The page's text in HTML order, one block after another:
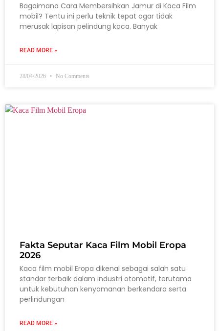
Bagaimana Cara Membersihkan Jamur di Kaca Film
mobil? Tentu ini perlu teknik tepat agar tidak
merusak lapisan pelindung kaca. Banyak
READ MORE »
28/04/2026 No Comments
Fakta Seputar Kaca Film Mobil Eropa
2026
Kaca film mobil Eropa dikenal sebagai salah satu
standar terbaik dalam industri otomotif, terutama
untuk kebutuhan kenyamanan berkendara serta
perlindungan
READ MORE »